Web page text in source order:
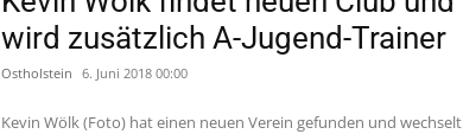
wird zusätzlich A-Jugend-Trainer
Ostholstein 6. Juni 2018 00:00
Kevin Wölk (Foto) hat einen neuen Verein gefunden und wechselt